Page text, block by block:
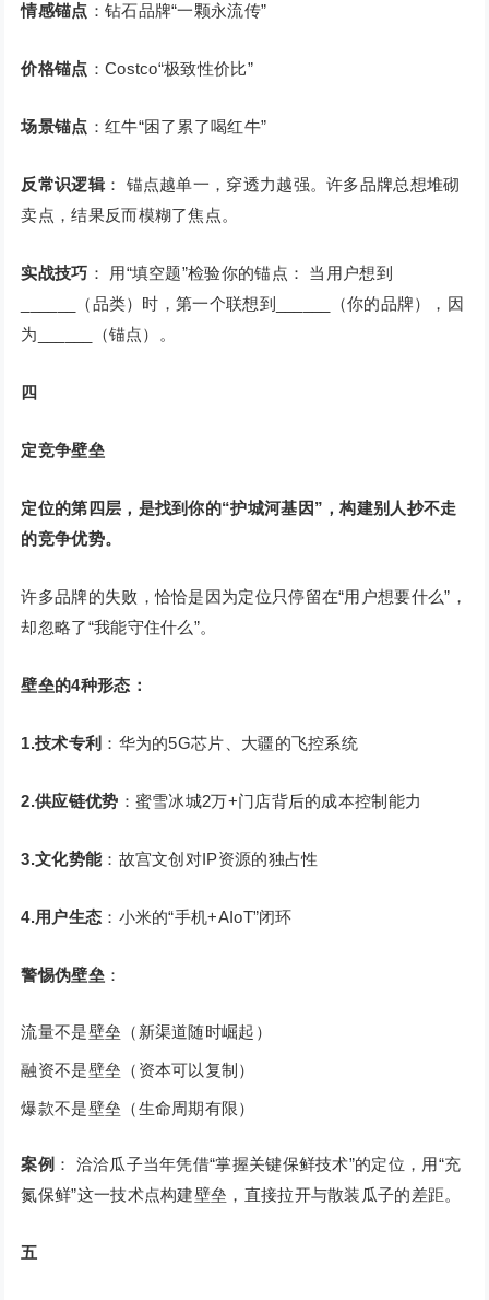
情感锚点 ：钻石品牌“一颗永流传”
价格锚点 ：Costco“极致性价比”
场景锚点 ：红牛“困了累了喝红牛”
反常识逻辑： 锚点越单一，穿透力越强。许多品牌总想堆砌
卖点，结果反而模糊了焦点。
实战技巧 ： 用“填空题”检验你的锚点： 当用户想到
______（品类）时，第一个联想到______（你的品牌），因
为______（锚点）。
四
定竞争壁垒
定位的第四层，是找到你的“护城河基因”，构建别人抄不走
的竞争优势。
许多品牌的失败，恰恰是因为定位只停留在“用户想要什么”，
却忽略了“我能守住什么”。
壁垒的4种形态：
1.技术专利 ：华为的5G芯片、大疆的飞控系统
2.供应链优势 ：蜜雪冰城2万+门店背后的成本控制能力
3.文化势能：故宫文创对IP资源的独占性
4.用户生态 ：小米的“手机+AIoT”闭环
警惕伪壁垒：
流量不是壁垒（新渠道随时崛起）
融资不是壁垒（资本可以复制）
爆款不是壁垒（生命周期有限）
案例 ： 洽洽瓜子当年凭借“掌握关键保鲜技术”的定位，用“充
氮保鲜”这一技术点构建壁垒，直接拉开与散装瓜子的差距。
五